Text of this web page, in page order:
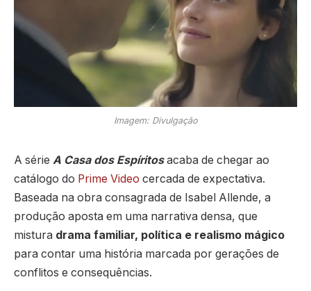
Imagem: Divulgação
A série A Casa dos Espíritosacaba de chegar ao
catálogo do Prime Video cercada de expectativa.
Baseada na obra consagrada de Isabel Allende, a
produção aposta em uma narrativa densa, que
mistura drama familiar, política e realismo mágico
para contar uma história marcada por gerações de
conflitos e consequências.